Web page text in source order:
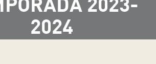
2024